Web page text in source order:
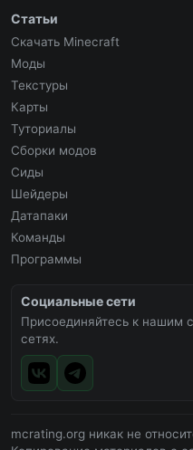
Статьи
Скачать Minecraft
Моды
Текстуры
Карты
Туториалы
Сборки модов
Сиды
Шейдеры
Датапаки
Команды
Программы
Социальные сети
Присоединяйтесь к нашим
сетях.
mcrating.org никак не